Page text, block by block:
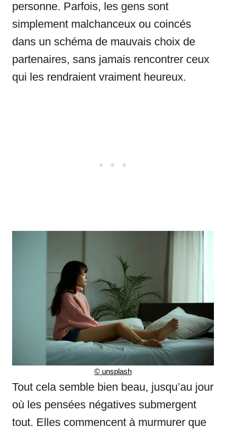
personne. Parfois, les gens sont
simplement malchanceux ou coincés
dans un schéma de mauvais choix de
partenaires, sans jamais rencontrer ceux
qui les rendraient vraiment heureux.
© unsplash
Tout cela semble bien beau, jusqu’au jour
où les pensées négatives submergent
tout. Elles commencent à murmurer que